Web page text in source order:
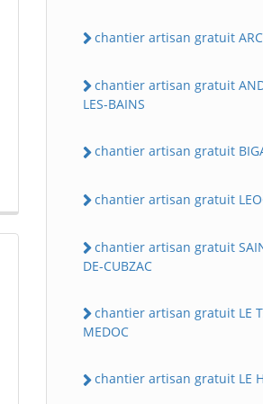
chantier artisan gratuit
chantier artisan gratuit
LES-BAINS
chantier artisan gratuit
chantier artisan gratuit
chantier artisan gratuit
DE-CUBZAC
chantier artisan gratuit LE
MEDOC
chantier artisan gratuit LE